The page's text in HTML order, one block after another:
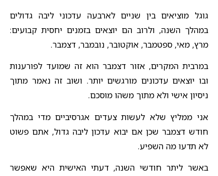
גוגל מוציאים בין שניים לארבעה עדכוני ליבה גדולים
במהלך השנה, ולרוב הם יוצאים בזמנים יחסית קבועים:
מרץ, מאי, ספטמבר, אוקטובר, נובמבר, דצמבר.
במרבית המקרים, אזור דצמבר הוא זה שמועד לפורענות
ובו יוצאים עדכונים מורגשים יותר. ושוב זה נאמר מתוך
ניסיון אישי ולא מתוך משהו מוסכם.
אני ממליץ שלא לעשות צעדים אגרסיביים מדי במהלך
חודש דצמבר שכן אם יבוא עדכון ליבה גדול, אתם פשוט
לא תדעו מה השפיע.
באשר ליתר חודשי השנה, דעתי האישית היא שאפשר